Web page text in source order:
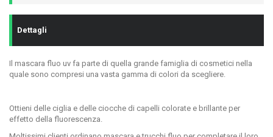
Dettagli
Il mascara fluo uv fa parte di quella grande famiglia di cosmetici nella
quale sono compresi una vasta gamma di colori da scegliere.
Ottieni delle ciglia e delle ciocche di capelli colorate e brillante per
effetto della fluorescenza.